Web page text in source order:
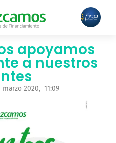
apoyamos
a nuestros
marzo 2020, 11:09